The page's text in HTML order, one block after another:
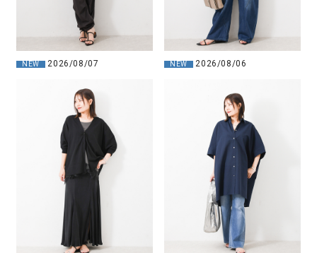
NEW 2026/08/07 NEW 2026/08/06